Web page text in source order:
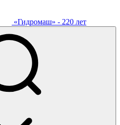
«Гидромаш» - 220 лет